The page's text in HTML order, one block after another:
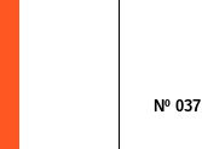
Nº 037